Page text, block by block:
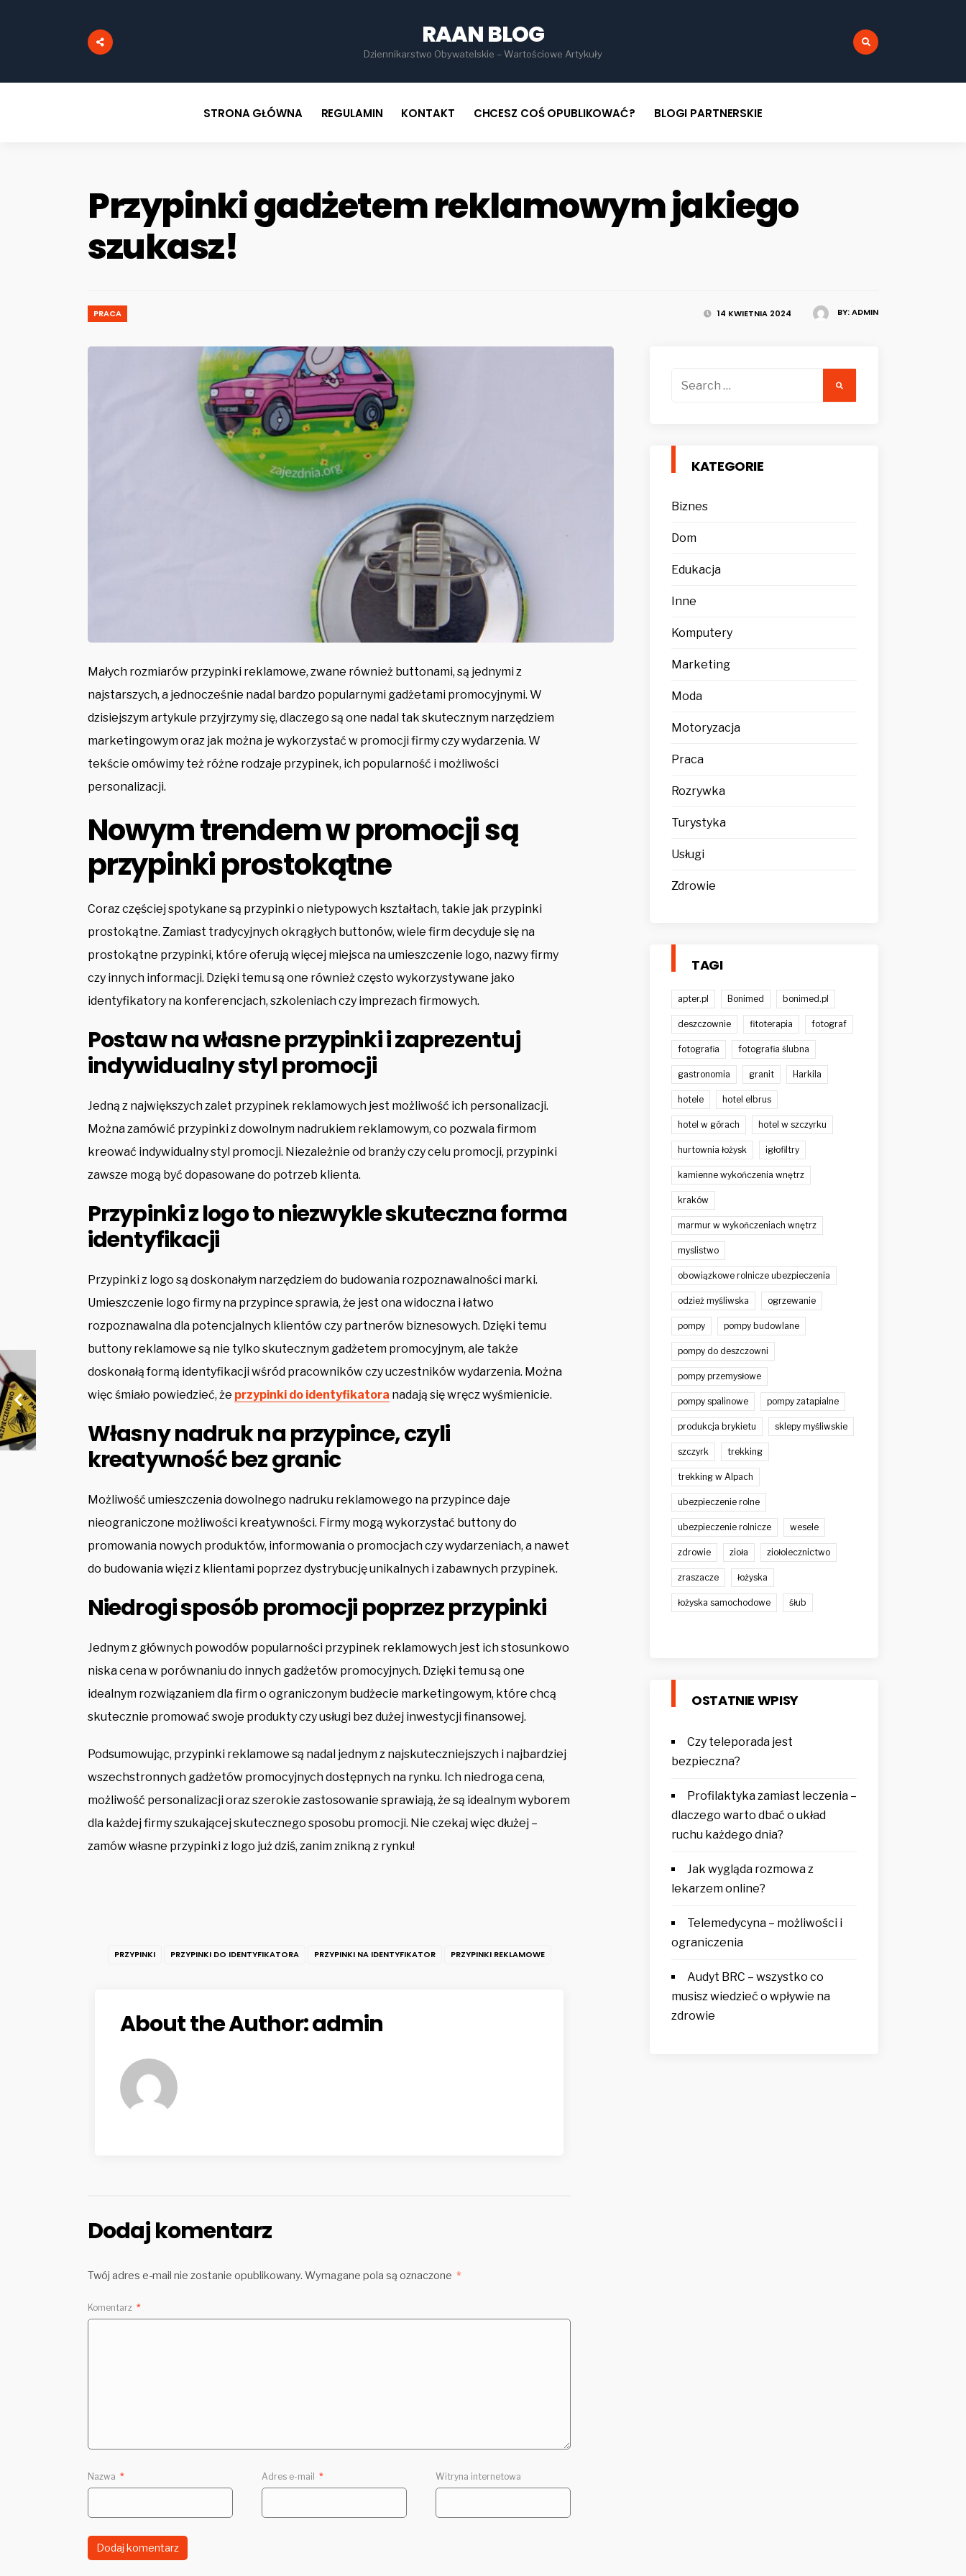
RAAN BLOG
Dziennikarstwo Obywatelskie – Wartościowe Artykuły
STRONA GŁÓWNA REGULAMIN KONTAKT CHCESZ COŚ OPUBLIKOWAĆ? BLOGI PARTNERSKIE
Przypinki gadżetem reklamowym jakiego
szukasz!
BY:ADMIN
14 KWIETNIA 2024
PRACA
Małych rozmiarów przypinki reklamowe, zwane również buttonami, są jednymi z
najstarszych, a jednocześnie nadal bardzo popularnymi gadżetami promocyjnymi. W
dzisiejszym artykule przyjrzymy się, dlaczego są one nadal tak skutecznym narzędziem
marketingowym oraz jak można je wykorzystać w promocji firmy czy wydarzenia. W
tekście omówimy też różne rodzaje przypinek, ich popularność i możliwości
personalizacji.
Nowym trendem w promocji są
przypinki prostokątne
Coraz częściej spotykane są przypinki o nietypowych kształtach, takie jak przypinki
prostokątne. Zamiast tradycyjnych okrągłych buttonów, wiele firm decyduje się na
prostokątne przypinki, które oferują więcej miejsca na umieszczenie logo, nazwy firmy
czy innych informacji. Dzięki temu są one również często wykorzystywane jako
identyfikatory na konferencjach, szkoleniach czy imprezach firmowych.
Postaw na własne przypinki i zaprezentuj
indywidualny styl promocji
Jedną z największych zalet przypinek reklamowych jest możliwość ich personalizacji.
Można zamówić przypinki z dowolnym nadrukiem reklamowym, co pozwala firmom
kreować indywidualny styl promocji. Niezależnie od branży czy celu promocji, przypinki
zawsze mogą być dopasowane do potrzeb klienta.
Przypinki z logo to niezwykle skuteczna forma
identyfikacji
Przypinki z logo są doskonałym narzędziem do budowania rozpoznawalności marki.
Umieszczenie logo firmy na przypince sprawia, że jest ona widoczna i łatwo
rozpoznawalna dla potencjalnych klientów czy partnerów biznesowych. Dzięki temu
buttony reklamowe są nie tylko skutecznym gadżetem promocyjnym, ale także
doskonałą formą identyfikacji wśród pracowników czy uczestników wydarzenia. Można
więc śmiało powiedzieć, że przypinki do identyfikatora nadają się wręcz wyśmienicie.
Własny nadruk na przypince, czyli
kreatywność bez granic
Możliwość umieszczenia dowolnego nadruku reklamowego na przypince daje
nieograniczone możliwości kreatywności. Firmy mogą wykorzystać buttony do
promowania nowych produktów, informowania o promocjach czy wydarzeniach, a nawet
do budowania więzi z klientami poprzez dystrybucję unikalnych i zabawnych przypinek.
Niedrogi sposób promocji poprzez przypinki
Jednym z głównych powodów popularności przypinek reklamowych jest ich stosunkowo
niska cena w porównaniu do innych gadżetów promocyjnych. Dzięki temu są one
idealnym rozwiązaniem dla firm o ograniczonym budżecie marketingowym, które chcą
skutecznie promować swoje produkty czy usługi bez dużej inwestycji finansowej.
Podsumowując, przypinki reklamowe są nadal jednym z najskuteczniejszych i najbardziej
wszechstronnych gadżetów promocyjnych dostępnych na rynku. Ich niedroga cena,
możliwość personalizacji oraz szerokie zastosowanie sprawiają, że są idealnym wyborem
dla każdej firmy szukającej skutecznego sposobu promocji. Nie czekaj więc dłużej –
zamów własne przypinki z logo już dziś, zanim znikną z rynku!
PRZYPINKI PRZYPINKI DO IDENTYFIKATORA PRZYPINKI NA IDENTYFIKATOR PRZYPINKI REKLAMOWE
About the Author:admin
Dodaj komentarz
Twój adres e-mail nie zostanie opublikowany. Wymagane pola są oznaczone *
Komentarz *
Nazwa * Adres e-mail * Witryna internetowa
KATEGORIE
Biznes
Dom
Edukacja
Inne
Komputery
Marketing
Moda
Motoryzacja
Praca
Rozrywka
Turystyka
Usługi
Zdrowie
TAGI
apter.pl Bonimed bonimed.pl
deszczownie fitoterapia fotograf
fotografia fotografia ślubna
gastronomia granit Harkila
hotele hotel elbrus
hotel w górach hotel w szczyrku
hurtownia łożysk igłofiltry
kamienne wykończenia wnętrz
kraków
marmur w wykończeniach wnętrz
myslistwo
obowiązkowe rolnicze ubezpieczenia
odzież myśliwska ogrzewanie
pompy pompy budowlane
pompy do deszczowni
pompy przemysłowe
pompy spalinowe pompy zatapialne
produkcja brykietu sklepy myśliwskie
szczyrk trekking
trekking w Alpach
ubezpieczenie rolne
ubezpieczenie rolnicze wesele
zdrowie zioła ziołolecznictwo
zraszacze łożyska
łożyska samochodowe śłub
OSTATNIE WPISY
Czy teleporada jest
bezpieczna?
Profilaktyka zamiast leczenia –
dlaczego warto dbać o układ
ruchu każdego dnia?
Jak wygląda rozmowa z
lekarzem online?
Telemedycyna – możliwości i
ograniczenia
Audyt BRC – wszystko co
musisz wiedzieć o wpływie na
zdrowie